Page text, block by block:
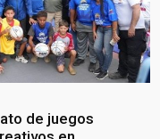
de juegos